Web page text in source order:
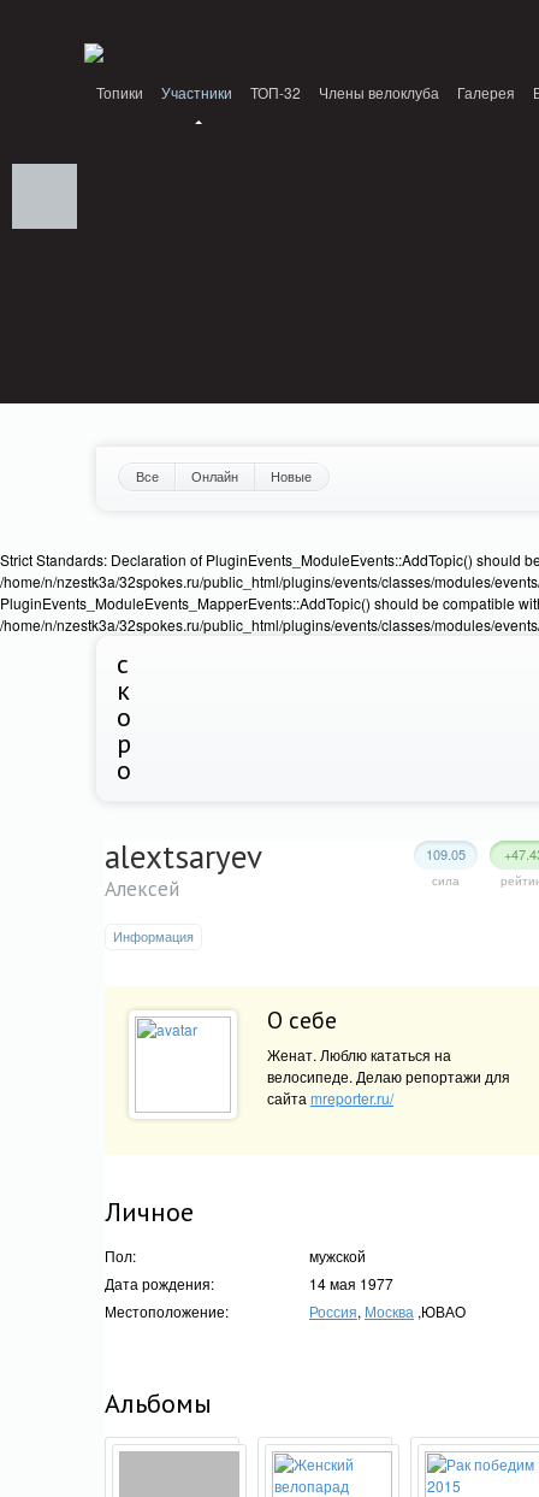
Топики Участники ТОП-32 Члены велоклуба Галерея
Все Онлайн Новые
Strict Standards: Declaration of PluginEvents_ModuleEvents::AddTopic() should
/home/n/nzestk3a/32spokes.ru/public_html/plugins/events/classes/modules/
PluginEvents_ModuleEvents_MapperEvents::AddTopic() should be compatible
/home/n/nzestk3a/32spokes.ru/public_html/plugins/events/classes/modules/
с
к
о
р
о
109.05
сила
alextsaryev
Алексей
Информация
О себе
Женат. Люблю кататься на
велосипеде. Делаю репортажи для
сайта mreporter.ru/
Личное
Пол:
мужской
Дата рождения:
14 мая 1977
Местоположение:
Россия, Москва ,ЮВАО
Альбомы